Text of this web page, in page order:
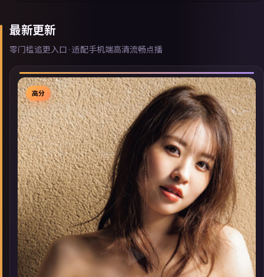
最新更新
零门槛追更入口 · 适配手机端高清流畅点播
▶
高分